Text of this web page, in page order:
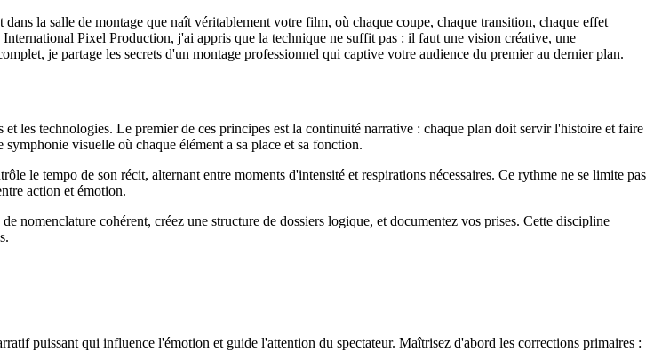
la salle de montage que naît véritablement votre film, où chaque coupe, chaque transition, chaque effet
Pixel Production, j'ai appris que la technique ne suffit pas : il faut une vision créative, une
je partage les secrets d'un montage professionnel qui captive votre audience du premier au dernier plan.
les technologies. Le premier de ces principes est la continuité narrative : chaque plan doit servir l'histoire et faire
visuelle où chaque élément a sa place et sa fonction.
le tempo de son récit, alternant entre moments d'intensité et respirations nécessaires. Ce rythme ne se limite pas
action et émotion.
cohérent, créez une structure de dossiers logique, et documentez vos prises. Cette discipline
puissant qui influence l'émotion et guide l'attention du spectateur. Maîtrisez d'abord les corrections primaires :